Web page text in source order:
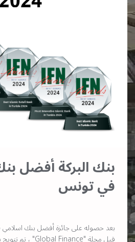
بنك البركة أفضل
في تونس